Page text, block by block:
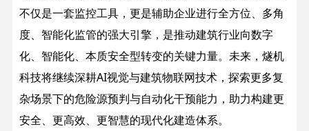
不仅是一套监控工具，更是辅助企业进行全方位、多角
度、智能化监管的强大引擎，是推动建筑行业向数字
化、智能化、本质安全型转变的关键力量。 未来，燧机
科技将继续深耕AI视觉与建筑物联网技术，探索更多复
杂场景下的危险源预判与自动化干预能力，助力构建更
安全、更高效、更智慧的现代化建造体系。